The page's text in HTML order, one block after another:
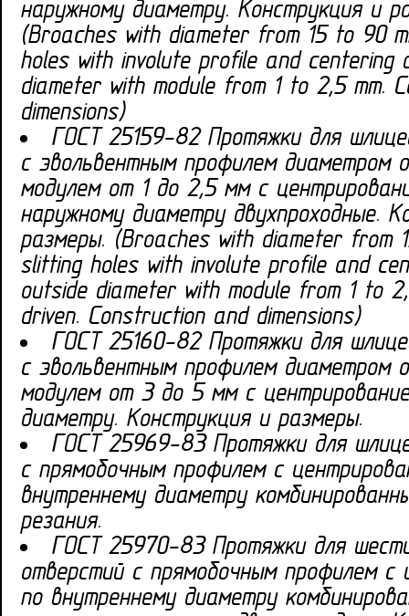
наружному диаметру. Конструкция и
(Broaches with diameter from 15 to 90
holes with involute profile and centering
diameter with module from 1 to 2,5 mm.
dimensions)
ГОСТ 25159-82 Протяжки для
с эвольвентным профилем диаметром
модулем от 1 до 2,5 мм с
наружному диаметру двухпроходные.
размеры. (Broaches with diameter from
slitting holes with involute profile and
outside diameter with module from 1 to
driven. Construction and dimensions)
ГОСТ 25160-82 Протяжки для
с эвольвентным профилем диаметром
модулем от 3 до 5 мм с
диаметру. Конструкция и размеры.
ГОСТ 25969-83 Протяжки для
с прямобочным профилем с
внутреннему диаметру
резания.
ГОСТ 25970-83 Протяжки для
отверстий с прямобочным профилем с
по внутреннему диаметру